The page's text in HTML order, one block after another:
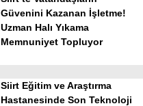
Güvenini Kazanan İşletme!
Uzman Halı Yıkama
Memnuniyet Topluyor
Siirt Eğitim ve Araştırma
Hastanesinde Son Teknoloji